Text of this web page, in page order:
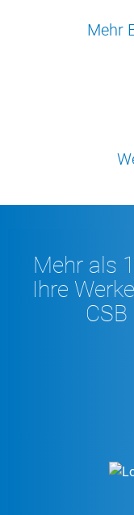
Mehr
Mehr als
Ihre
CSB